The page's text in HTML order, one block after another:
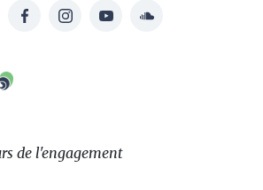
FacebookInstagramYouTubeSoundcloud
de l'engagement